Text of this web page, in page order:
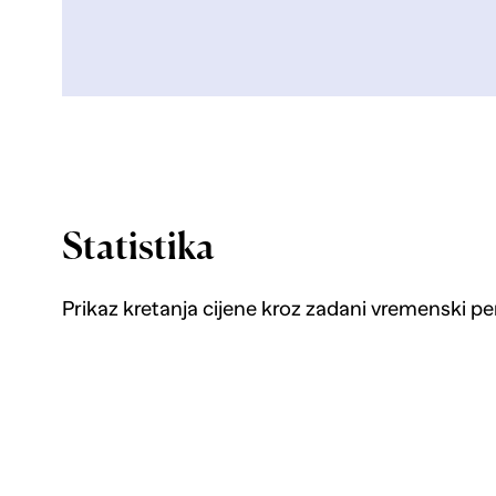
Statistika
Prikaz kretanja cijene kroz zadani vremenski